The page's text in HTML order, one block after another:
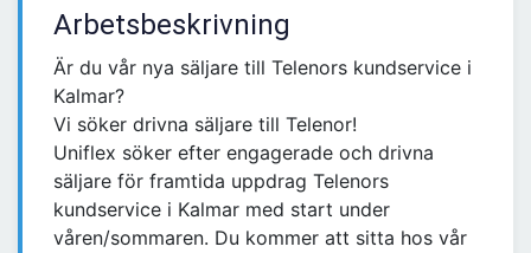
Arbetsbeskrivning
Är du vår nya säljare till Telenors kundservice i
Kalmar?
Vi söker drivna säljare till Telenor!
Uniflex söker efter engagerade och drivna
säljare för framtida uppdrag Telenors
kundservice i Kalmar med start under
våren/sommaren. Du kommer att sitta hos vår